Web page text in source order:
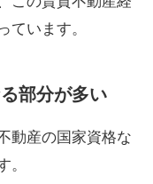
ています。
部分が多い
動産の国家資格な
。